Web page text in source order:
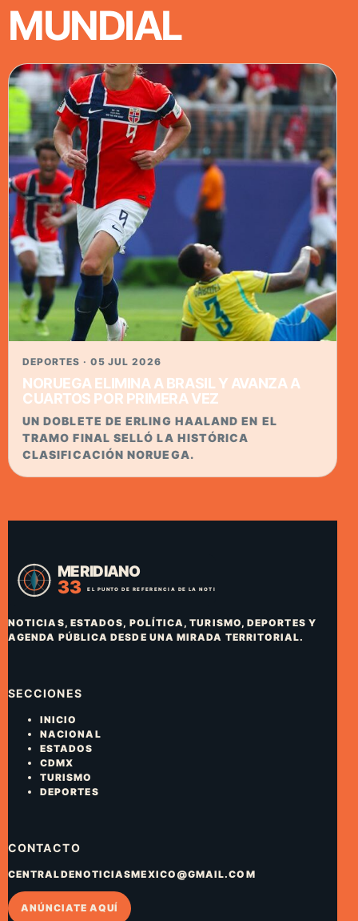
MUNDIAL
DEPORTES · 05 JUL 2026
NORUEGA ELIMINA A BRASIL Y AVANZA A
CUARTOS POR PRIMERA VEZ
UN DOBLETE DE ERLING HAALAND EN EL
TRAMO FINAL SELLÓ LA HISTÓRICA
CLASIFICACIÓN NORUEGA.
NOTICIAS, ESTADOS, POLÍTICA, TURISMO, DEPORTES Y
AGENDA PÚBLICA DESDE UNA MIRADA TERRITORIAL.
SECCIONES
INICIO
NACIONAL
ESTADOS
CDMX
TURISMO
DEPORTES
CONTACTO
CENTRALDENOTICIASMEXICO@GMAIL.COM
ANÚNCIATE AQUÍ